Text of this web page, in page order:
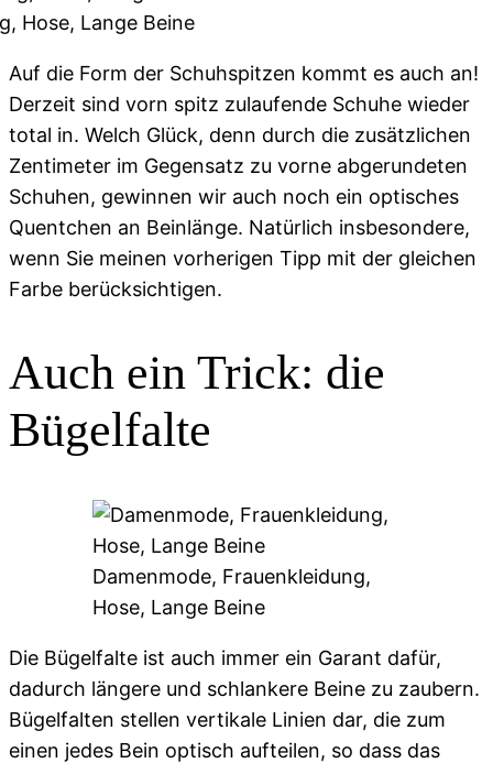
Hose, Lange Beine
Auf die Form der Schuhspitzen kommt es auch an!
Derzeit sind vorn spitz zulaufende Schuhe wieder
total in. Welch Glück, denn durch die zusätzlichen
Zentimeter im Gegensatz zu vorne abgerundeten
Schuhen, gewinnen wir auch noch ein optisches
Quentchen an Beinlänge. Natürlich insbesondere,
wenn Sie meinen vorherigen Tipp mit der gleichen
Farbe berücksichtigen.
Auch ein Trick: die
Bügelfalte
Damenmode, Frauenkleidung,
Hose, Lange Beine
Die Bügelfalte ist auch immer ein Garant dafür,
dadurch längere und schlankere Beine zu zaubern.
Bügelfalten stellen vertikale Linien dar, die zum
einen jedes Bein optisch aufteilen, so dass das